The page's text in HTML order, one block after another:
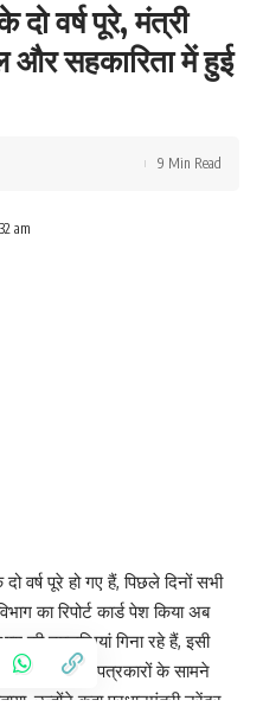
वर्ष पूरे, मंत्री
और सहकारिता में हुई
am
9 Min Read
वर्ष पूरे हो गए हैं, पिछले दिनों सभी
का रिपोर्ट कार्ड पेश किया अब
की उपलब्धियां गिना रहे हैं, इसी
मंत्री आज पत्रकारों के सामने
उन्होंने कहा प्रधानमंत्री नरेंद्र